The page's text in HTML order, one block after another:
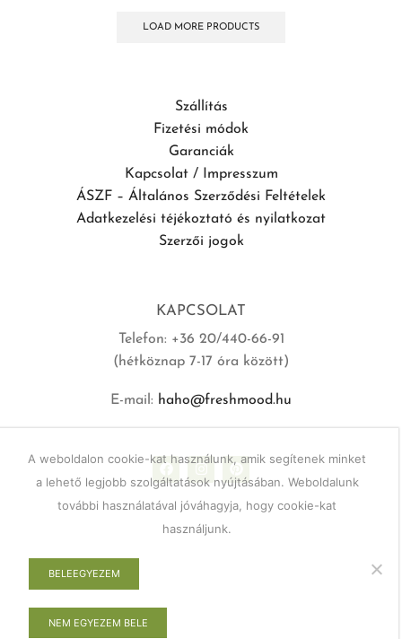
LOAD MORE PRODUCTS
Szállítás
Fizetési módok
Garanciák
Kapcsolat / Impresszum
ÁSZF – Általános Szerződési Feltételek
Adatkezelési téjékoztató és nyilatkozat
Szerzői jogok
KAPCSOLAT
Telefon: +36 20/440-66-91
(hétköznap 7-17 óra között)
E-mail: haho@freshmood.hu
A weboldalon cookie-kat használunk, amik segítenek minket
a lehető legjobb szolgáltatások nyújtásában. Weboldalunk
további használatával jóváhagyja, hogy cookie-kat
használjunk.
BELEEGYEZEM
NEM EGYEZEM BELE